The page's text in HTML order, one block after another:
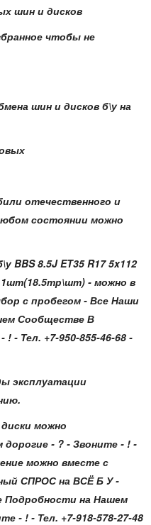
шин и дисков
чтобы не
шин и дисков б\у на
отечественного и
состоянии можно
BBS 8.5J ET35 R17 5x112
- можно в
с пробегом - Все Наши
Сообществе В
- Тел. +7-950-855-46-68 -
эксплуатации
можно
- ? - Звоните - ! -
можно вместе с
СПРОС на ВСЁ Б У -
Подробности на Нашем
- ! - Тел. +7-918-578-27-48